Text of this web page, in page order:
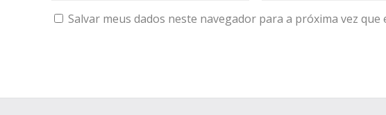
Salvar meus dados neste navegador para a próxima vez que